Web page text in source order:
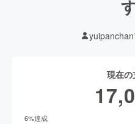
yuipanchan
現在
6%達成